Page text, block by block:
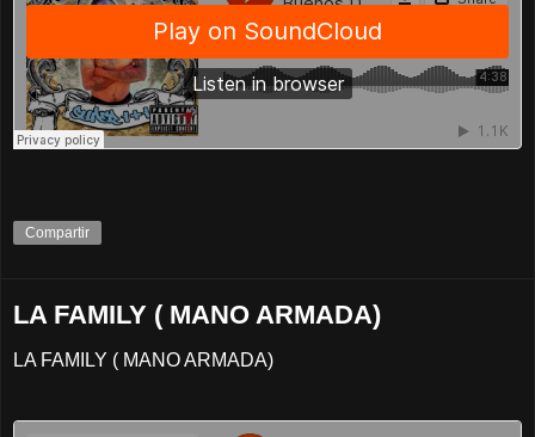
Compartir
LA FAMILY ( MANO ARMADA)
LA FAMILY ( MANO ARMADA)